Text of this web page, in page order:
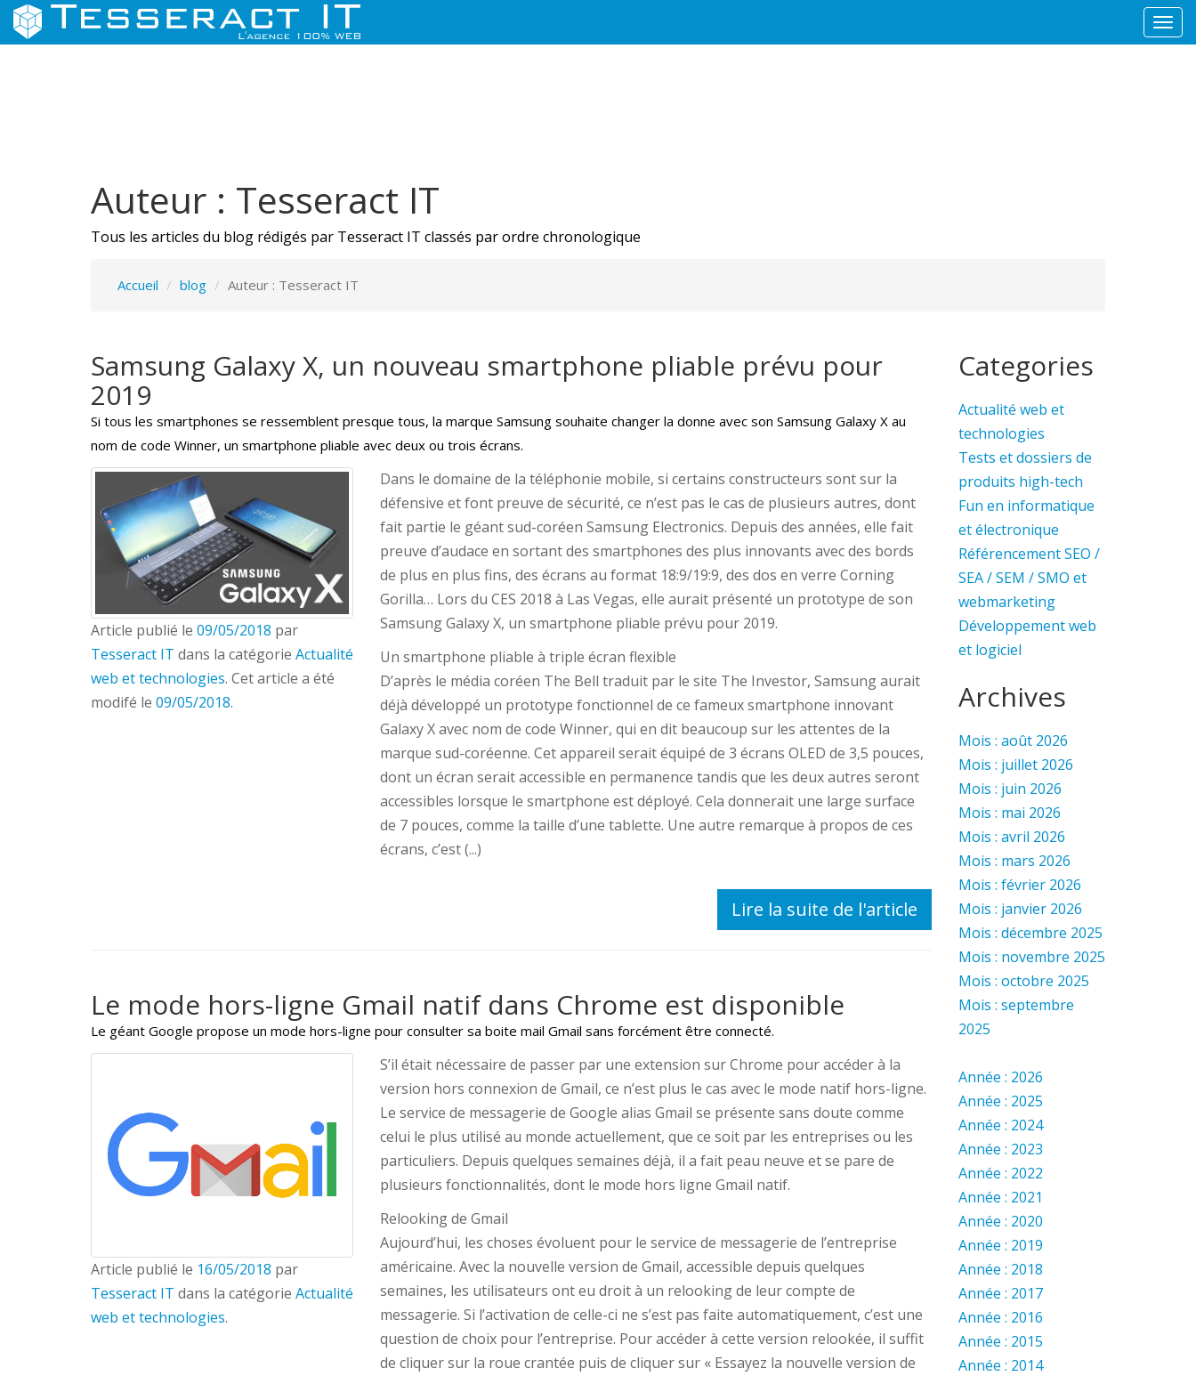
Auteur : Tesseract IT
Tous les articles du blog rédigés par Tesseract IT classés par ordre chronologique
Accueil blog Auteur : Tesseract IT
Samsung Galaxy X, un nouveau smartphone pliable prévu pour
2019
Si tous les smartphones se ressemblent presque tous, la marque Samsung souhaite changer la donne avec son Samsung Galaxy X au
nom de code Winner, un smartphone pliable avec deux ou trois écrans.
Article publié le 09/05/2018 par
Tesseract IT dans la catégorie Actualité
web et technologies. Cet article a été
modifé le 09/05/2018.
Dans le domaine de la téléphonie mobile, si certains constructeurs sont sur la
défensive et font preuve de sécurité, ce n’est pas le cas de plusieurs autres, dont
fait partie le géant sud-coréen Samsung Electronics. Depuis des années, elle fait
preuve d’audace en sortant des smartphones des plus innovants avec des bords
de plus en plus fins, des écrans au format 18:9/19:9, des dos en verre Corning
Gorilla… Lors du CES 2018 à Las Vegas, elle aurait présenté un prototype de son
Samsung Galaxy X, un smartphone pliable prévu pour 2019.
Un smartphone pliable à triple écran flexible
D’après le média coréen The Bell traduit par le site The Investor, Samsung aurait
déjà développé un prototype fonctionnel de ce fameux smartphone innovant
Galaxy X avec nom de code Winner, qui en dit beaucoup sur les attentes de la
marque sud-coréenne. Cet appareil serait équipé de 3 écrans OLED de 3,5 pouces,
dont un écran serait accessible en permanence tandis que les deux autres seront
accessibles lorsque le smartphone est déployé. Cela donnerait une large surface
de 7 pouces, comme la taille d’une tablette. Une autre remarque à propos de ces
écrans, c’est (...)
Lire la suite de l'article
Le mode hors-ligne Gmail natif dans Chrome est disponible
Le géant Google propose un mode hors-ligne pour consulter sa boite mail Gmail sans forcément être connecté.
Article publié le 16/05/2018 par
Tesseract IT dans la catégorie Actualité
web et technologies.
S’il était nécessaire de passer par une extension sur Chrome pour accéder à la
version hors connexion de Gmail, ce n’est plus le cas avec le mode natif hors-ligne.
Le service de messagerie de Google alias Gmail se présente sans doute comme
celui le plus utilisé au monde actuellement, que ce soit par les entreprises ou les
particuliers. Depuis quelques semaines déjà, il a fait peau neuve et se pare de
plusieurs fonctionnalités, dont le mode hors ligne Gmail natif.
Relooking de Gmail
Aujourd’hui, les choses évoluent pour le service de messagerie de l’entreprise
américaine. Avec la nouvelle version de Gmail, accessible depuis quelques
semaines, les utilisateurs ont eu droit à un relooking de leur compte de
messagerie. Si l’activation de celle-ci ne s’est pas faite automatiquement, c’est une
question de choix pour l’entreprise. Pour accéder à cette version relookée, il suffit
de cliquer sur la roue crantée puis de cliquer sur « Essayez la nouvelle version de
Categories
Actualité web et
technologies
Tests et dossiers de
produits high-tech
Fun en informatique
et électronique
Référencement SEO /
SEA / SEM / SMO et
webmarketing
Développement web
et logiciel
Archives
Mois : août 2026
Mois : juillet 2026
Mois : juin 2026
Mois : mai 2026
Mois : avril 2026
Mois : mars 2026
Mois : février 2026
Mois : janvier 2026
Mois : décembre 2025
Mois : novembre 2025
Mois : octobre 2025
Mois : septembre
2025
Année : 2026
Année : 2025
Année : 2024
Année : 2023
Année : 2022
Année : 2021
Année : 2020
Année : 2019
Année : 2018
Année : 2017
Année : 2016
Année : 2015
Année : 2014